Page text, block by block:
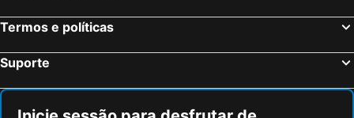
Termos e políticas
Suporte